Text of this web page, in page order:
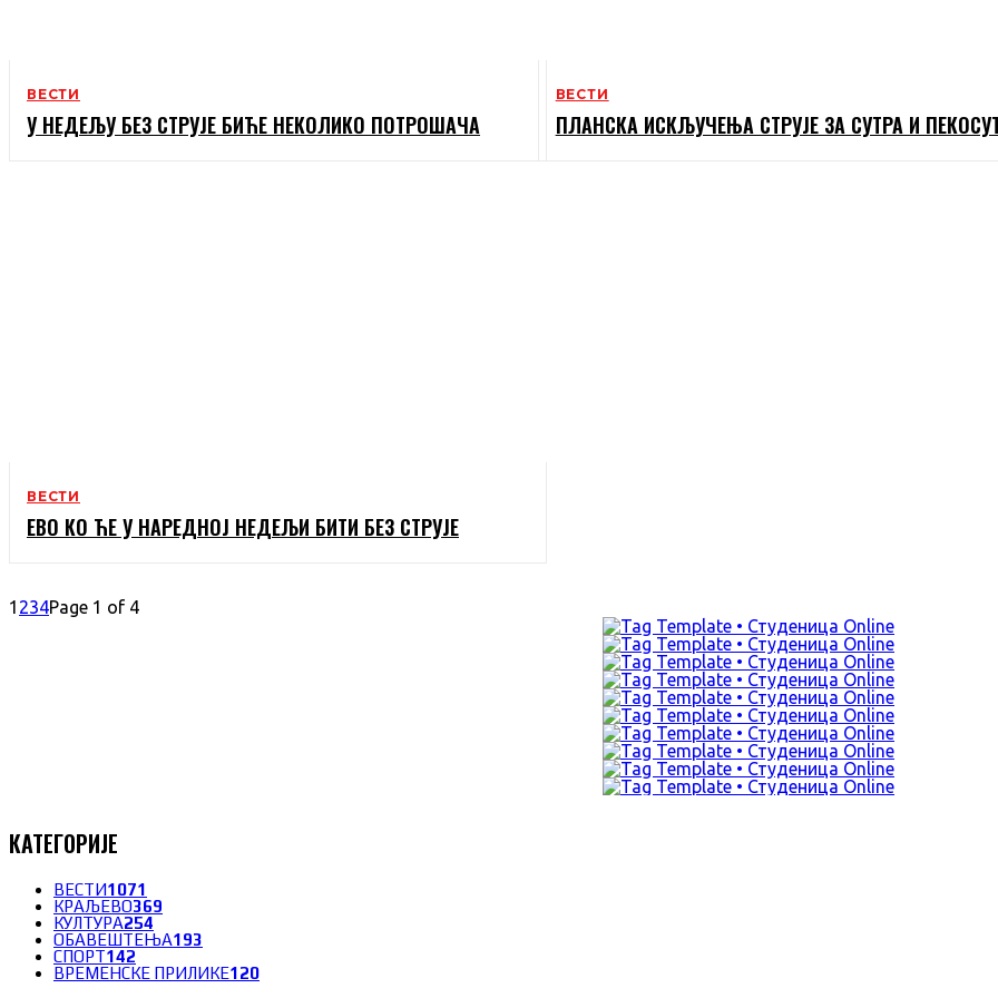
ВЕСТИ
У НЕДЕЉУ БЕЗ СТРУЈЕ БИЋЕ НЕКОЛИКО ПОТРОШАЧА
ВЕСТИ
ПЛАНСКА ИСКЉУЧЕЊА СТРУЈЕ ЗА СУТРА И
ВЕСТИ
ЕВО КО ЋЕ У НАРЕДНОЈ НЕДЕЉИ БИТИ БЕЗ СТРУЈЕ
1 234Page 1 of 4
КАТЕГОРИЈЕ
ВЕСТИ1071
КРАЉЕВО369
КУЛТУРА254
ОБАВЕШТЕЊА193
СПОРТ142
ВРЕМЕНСКЕ ПРИЛИКЕ120